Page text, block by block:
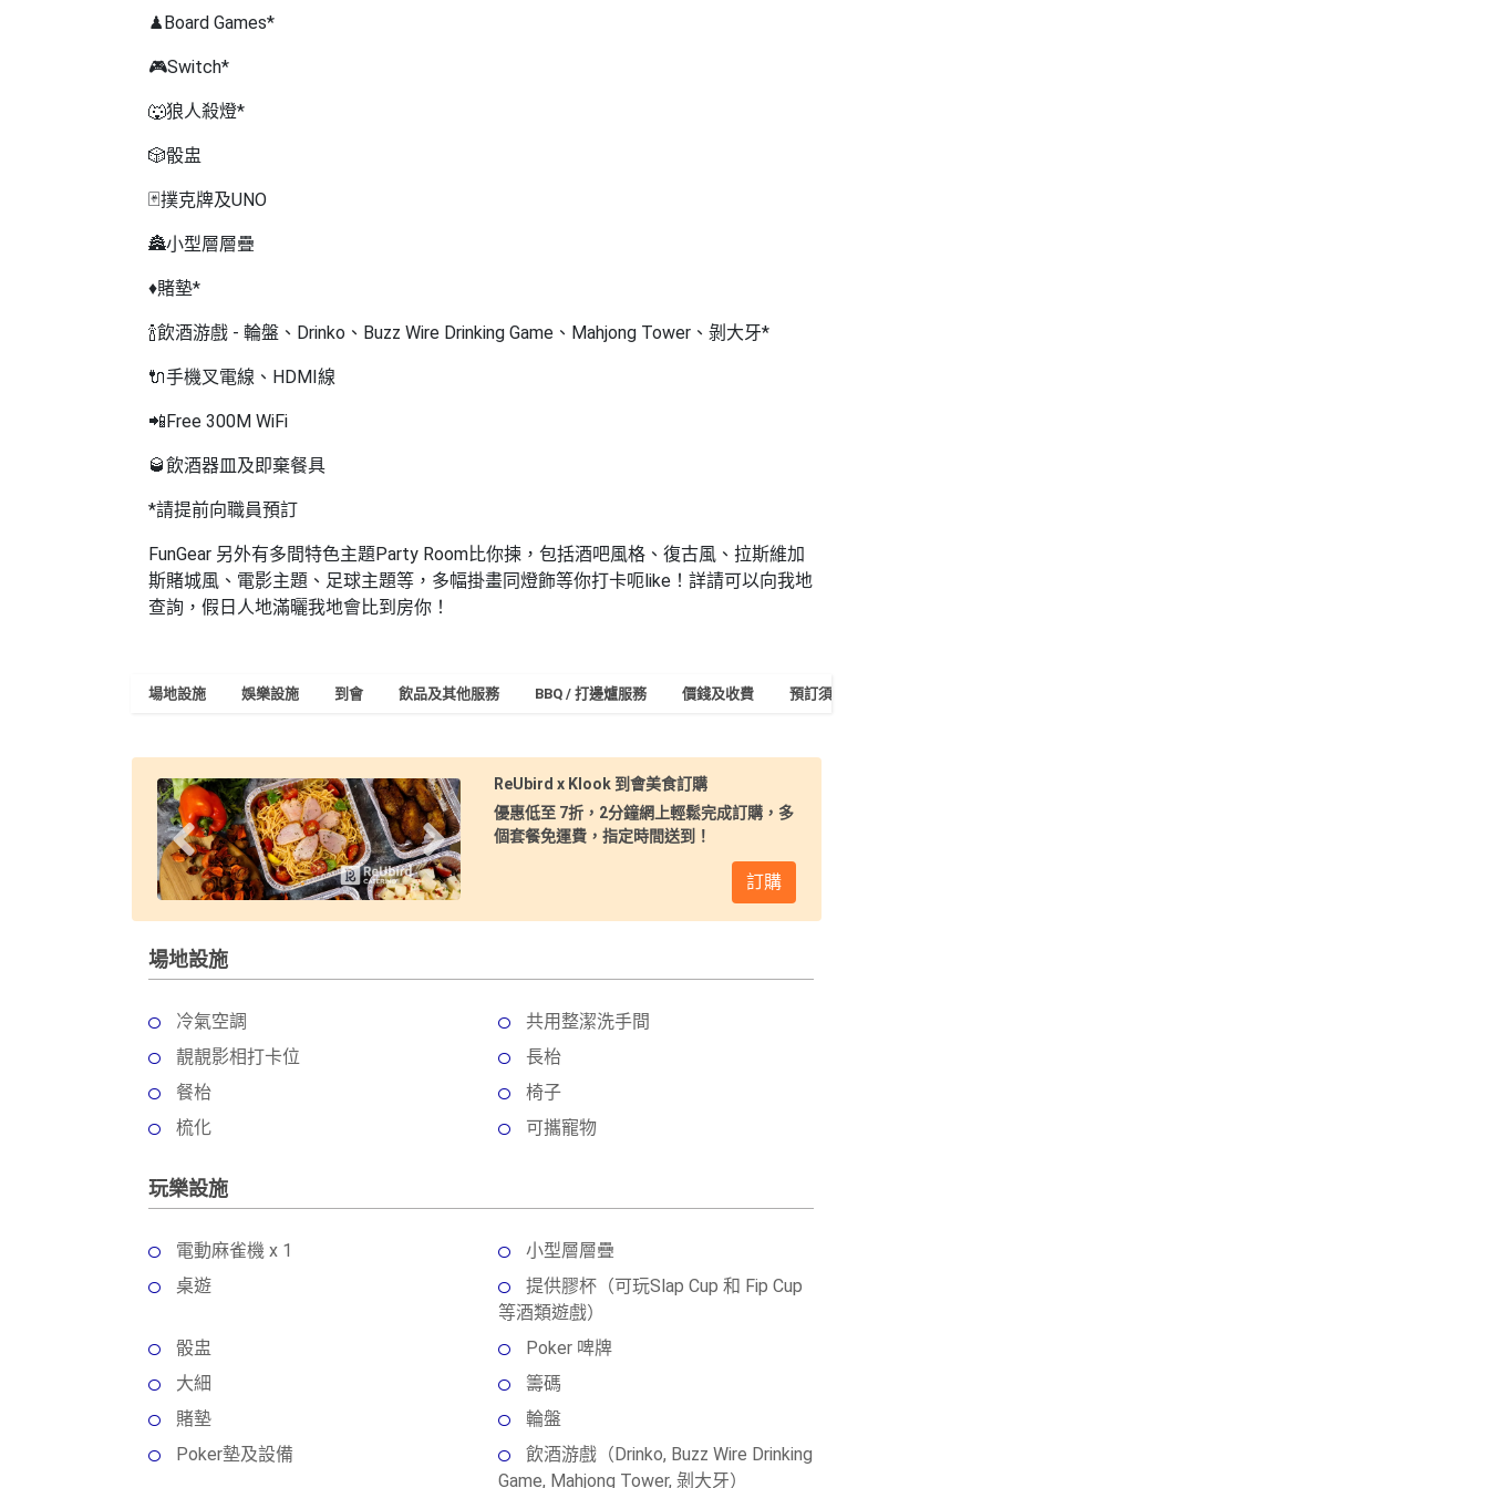
♟Board Games*
🎮Switch*
🐺狼人殺燈*
🎲骰盅
🃏撲克牌及UNO
🏯小型層層疊
♦️賭墊*
🍾飲酒游戲 - 輪盤、 Drinko 、Buzz Wire Drinking Game、Mahjong Tower、剝大牙*
🔌手機叉電線、 HDMI線
📲Free 300M WiFi
🥃飲酒器皿及即棄餐具
*請提前向職員預訂
FunGear 另外有多間特色主題Party Room比你揀，包括酒吧風格、復古風、拉斯維加
斯賭城風、電影主題、足球主題等，多幅掛畫同燈飾等你打卡呃like！詳請可以向我地
查詢，假日人地滿曬我地會比到房你！
場地設施 娛樂設施 到會 飲品及其他服務 BBQ / 打邊爐服務 價錢及收費 預訂須知及付款
ReUbird x Klook 到會美食訂購
優惠低至 7折，2分鐘網上輕鬆完成訂購，多
個套餐免運費，指定時間送到！
訂購
場地設施
冷氣空調
共用整潔洗手間
靚靚影相打卡位
長枱
餐枱
椅子
梳化
可攜寵物
玩樂設施
電動麻雀機 x 1
小型層層疊
桌遊
提供膠杯（可玩Slap Cup 和 Fip Cup
等酒類遊戲）
骰盅
Poker 啤牌
大細
籌碼
賭墊
輪盤
Poker墊及設備
飲酒游戲（Drinko, Buzz Wire Drinking
Game, Mahjong Tower, 剝大牙）